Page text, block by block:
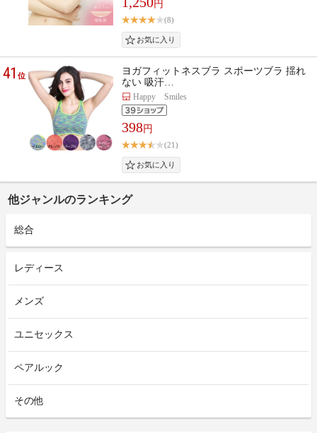
円
(8)
41位
ヨガフィットネスブラ スポーツブラ 揺れ
ない 吸汗…
Happy Smiles
398円
(21)
他ジャンルのランキング
総合
レディース
メンズ
ユニセックス
ペアルック
その他